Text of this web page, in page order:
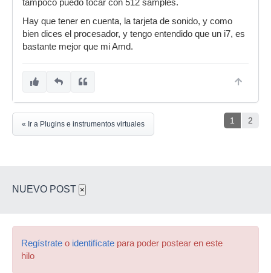
tampoco puedo tocar con 512 samples.
Hay que tener en cuenta, la tarjeta de sonido, y como
bien dices el procesador, y tengo entendido que un i7, es
bastante mejor que mi Amd.
1 2
« Ir a Plugins e instrumentos virtuales
NUEVO POST ×
Regístrate o identifícate para poder postear en este
hilo